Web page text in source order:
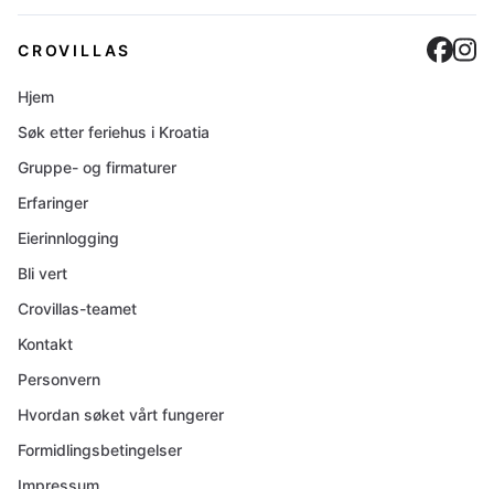
CROVILLAS
Hjem
Søk etter feriehus i Kroatia
Gruppe- og firmaturer
Erfaringer
Eierinnlogging
Bli vert
Crovillas-teamet
Kontakt
Personvern
Hvordan søket vårt fungerer
Formidlingsbetingelser
Impressum